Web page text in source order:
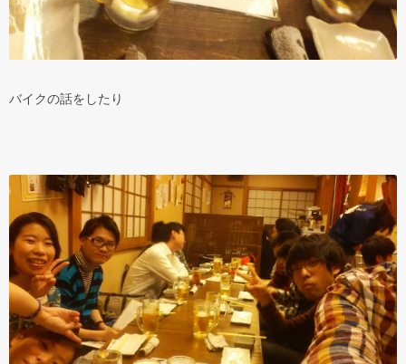
バイクの話をしたり